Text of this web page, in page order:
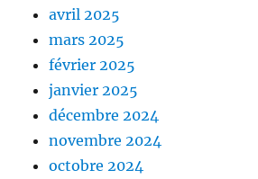
avril 2025
mars 2025
février 2025
janvier 2025
décembre 2024
novembre 2024
octobre 2024